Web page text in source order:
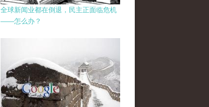
全球新闻业都在倒退，民主正面临危机
——怎么办？